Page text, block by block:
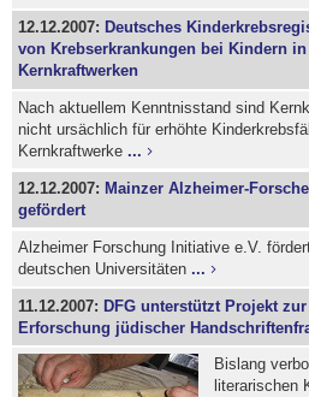
12.12.2007: Deutsches
von Krebserkrankungen bei Kindern
Kernkraftwerken
Nach aktuellem Kenntnisstand sind
nicht ursächlich für erhöhte
Kernkraftwerke...
12.12.2007: Mainzer Alzheimer-
gefördert
Alzheimer Forschung Initiative e.V.
deutschen Universitäten...
11.12.2007: DFG unterstützt Projekt
Erforschung jüdischer
Bislang
literarischen